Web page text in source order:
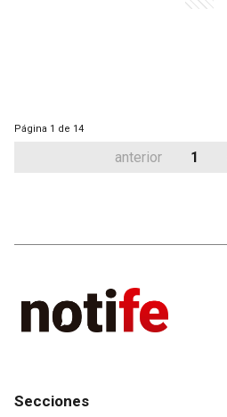
Página 1 de 14
anterior 1
Secciones